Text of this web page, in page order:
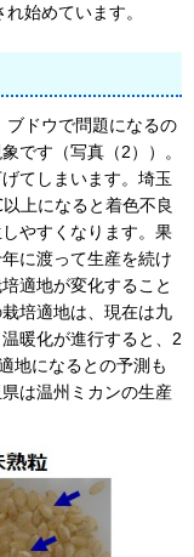
始めています。
ブドウで問題になるの
です（写真（2））。
てしまいます。埼玉
上になると着色不良
やすくなります。果
に渡って生産を続け
適地が変化すること
培適地は、現在は九
暖化が進行すると、2
地になるとの予測も
は温州ミカンの生産